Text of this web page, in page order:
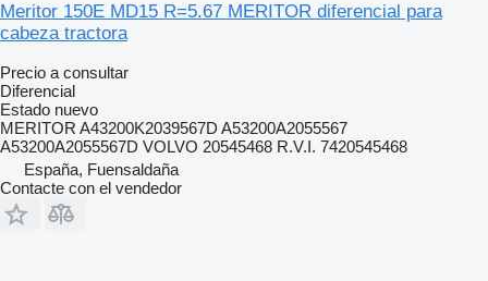
Meritor 150E MD15 R=5.67 MERITOR diferencial para
cabeza tractora
Precio a consultar
Diferencial
Estado nuevo
MERITOR A43200K2039567D A53200A2055567
A53200A2055567D VOLVO 20545468 R.V.I. 7420545468
España, Fuensaldaña
Contacte con el vendedor